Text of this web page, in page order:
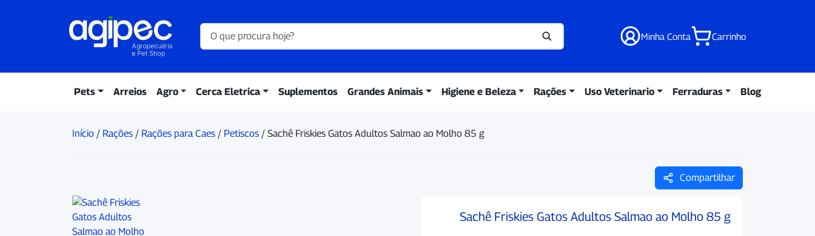
Minha Conta Carrinho
Pets Arreios Agro Cerca Eletrica Suplementos Grandes Animais Higiene e Beleza Rações Uso Veterinario Ferraduras Blog
Início / Rações / Rações para Caes / Petiscos / Sachê Friskies Gatos Adultos Salmao ao Molho 85 g
Compartilhar
Sachê Friskies Gatos Adultos Salmao ao Molho 85 g